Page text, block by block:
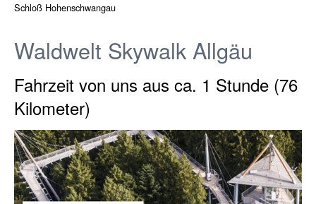
Schloß Hohenschwangau
Waldwelt Skywalk Allgäu
Fahrzeit von uns aus ca. 1 Stunde (76
Kilometer)